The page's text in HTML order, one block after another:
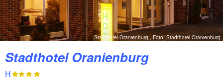
Stadthotel Oranienburg , Foto: Stadthotel Oranienburg
Stadthotel Oranienburg
H